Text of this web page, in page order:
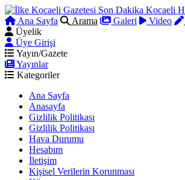
Ana Sayfa Arama Galeri Video
Üyelik
Üye Girişi
Yayın/Gazete
Yayınlar
Kategoriler
Ana Sayfa
Anasayfa
Gizlilik Politikası
Gizlilik Politikası
Hava Durumu
Hesabım
İletişim
Kişisel Verilerin Korunması